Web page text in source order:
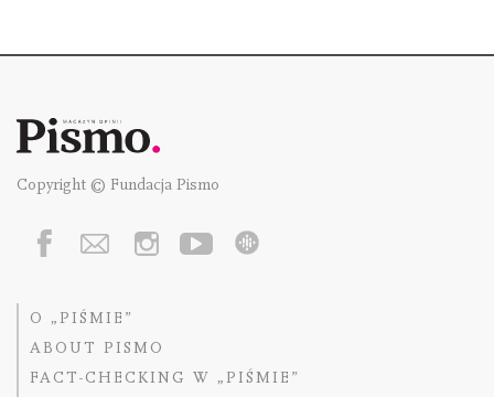
Copyright © Fundacja Pismo
O „PIŚMIE”
ABOUT PISMO
FACT-CHECKING W „PIŚMIE”